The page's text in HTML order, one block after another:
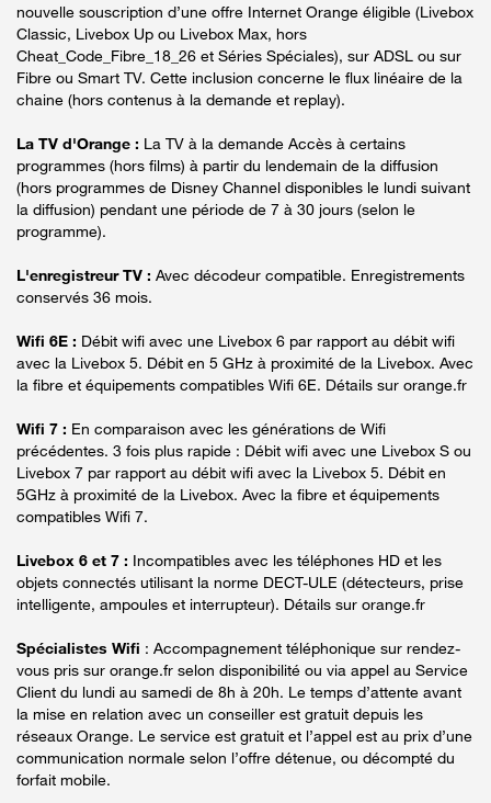
nouvelle souscription d’une offre Internet Orange éligible (Livebox
Classic, Livebox Up ou Livebox Max, hors
Cheat_Code_Fibre_18_26 et Séries Spéciales), sur ADSL ou sur
Fibre ou Smart TV. Cette inclusion concerne le flux linéaire de la
chaine (hors contenus à la demande et replay).
La TV d'Orange : La TV à la demande Accès à certains
programmes (hors films) à partir du lendemain de la diffusion
(hors programmes de Disney Channel disponibles le lundi suivant
la diffusion) pendant une période de 7 à 30 jours (selon le
programme).
L'enregistreur TV : Avec décodeur compatible. Enregistrements
conservés 36 mois.
Wifi 6E : Débit wifi avec une Livebox 6 par rapport au débit wifi
avec la Livebox 5. Débit en 5 GHz à proximité de la Livebox. Avec
la fibre et équipements compatibles Wifi 6E. Détails sur orange.fr
Wifi 7 : En comparaison avec les générations de Wifi
précédentes. 3 fois plus rapide : Débit wifi avec une Livebox S ou
Livebox 7 par rapport au débit wifi avec la Livebox 5. Débit en
5GHz à proximité de la Livebox. Avec la fibre et équipements
compatibles Wifi 7.
Livebox 6 et 7 : Incompatibles avec les téléphones HD et les
objets connectés utilisant la norme DECT-ULE (détecteurs, prise
intelligente, ampoules et interrupteur). Détails sur orange.fr
Spécialistes Wifi : Accompagnement téléphonique sur rendez-
vous pris sur orange.fr selon disponibilité ou via appel au Service
Client du lundi au samedi de 8h à 20h. Le temps d’attente avant
la mise en relation avec un conseiller est gratuit depuis les
réseaux Orange. Le service est gratuit et l’appel est au prix d’une
communication normale selon l’offre détenue, ou décompté du
forfait mobile.